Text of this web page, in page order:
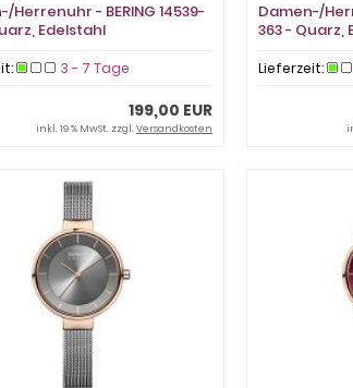
Herrenuhr - BERING 14539-
Edelstahl
3 - 7 Tage
199,00 EUR
inkl. 19 % MwSt. zzgl.Versandkosten
Damen-/
363 - Quarz,
Lieferzeit: